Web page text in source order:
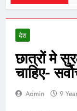
देश
छात्रों मे
चाहिए-
Admin 9